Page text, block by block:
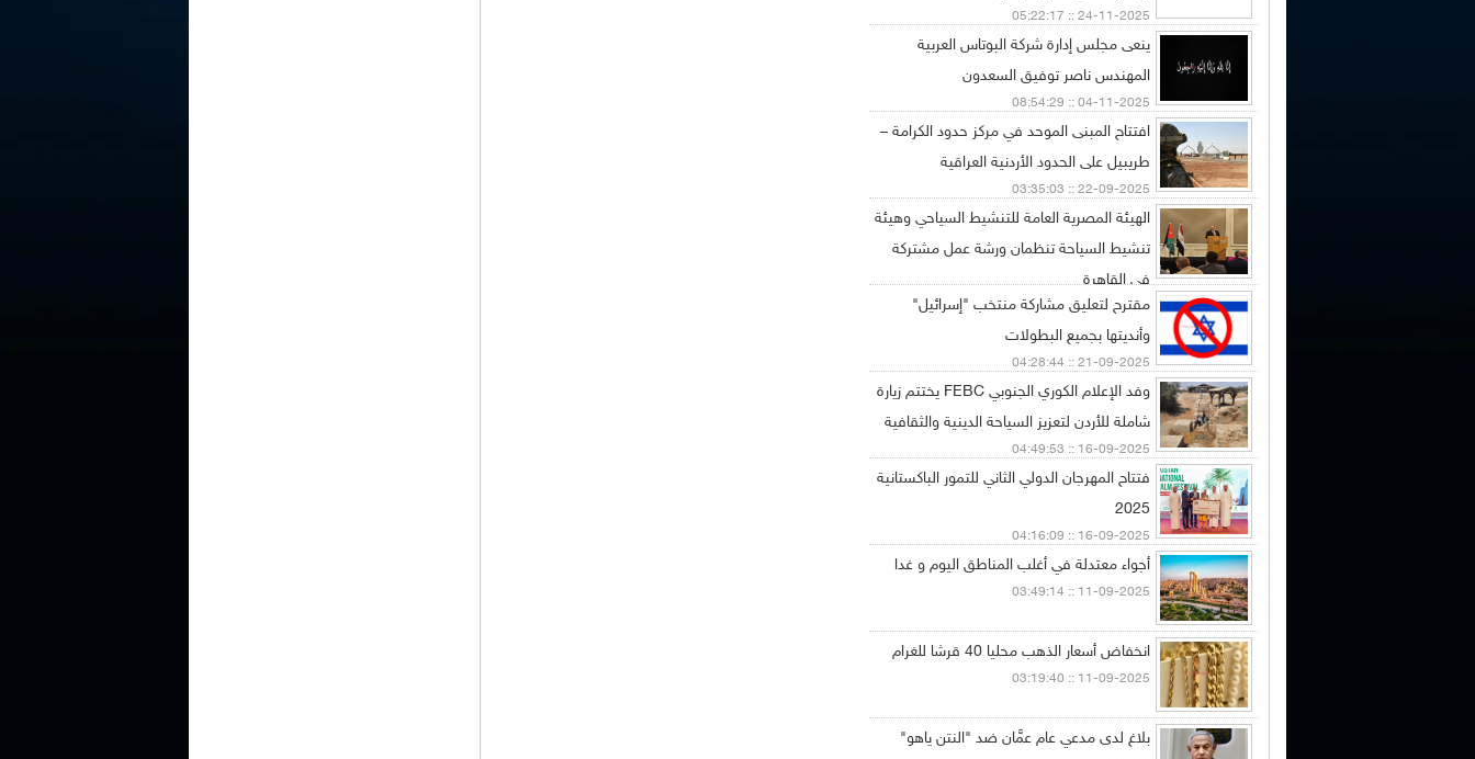
24-11-2025 :: 05:22:17
ينعى مجلس إدارة شركة البوتاس العربية
المهندس ناصر توفيق السعدون
04-11-2025 :: 08:54:29
افتتاح المبنى الموحد في مركز حدود الكرامة –
طريبيل على الحدود الأردنية العراقية
22-09-2025 :: 03:35:03
الهيئة المصرية العامة للتنشيط السياحي وهيئة
تنشيط السياحة تنظمان ورشة عمل مشتركة
في القاهرة
21-09-2025 :: 04:56:45
مقترح لتعليق مشاركة منتخب "إسرائيل"
وأنديتها بجميع البطولات
21-09-2025 :: 04:28:44
وفد الإعلام الكوري الجنوبي FEBC يختتم زيارة
شاملة للأردن لتعزيز السياحة الدينية والثقافية
16-09-2025 :: 04:49:53
فتتاح المهرجان الدولي الثاني للتمور الباكستانية
2025
16-09-2025 :: 04:16:09
أجواء معتدلة في أغلب المناطق اليوم و غدا
11-09-2025 :: 03:49:14
انخفاض أسعار الذهب محليا 40 قرشا للغرام
11-09-2025 :: 03:19:40
بلاغ لدى مدعي عام عمَّان ضد "النتن ياهو"